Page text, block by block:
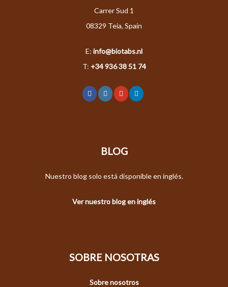
Carrer Sud 1
08329 Teia, Spain
E: info@biotabs.nl
T: +34 936 38 51 74
BLOG
Nuestro blog solo está disponible en inglés.
Ver nuestro blog en inglés
SOBRE NOSOTRAS
Sobre nosotros